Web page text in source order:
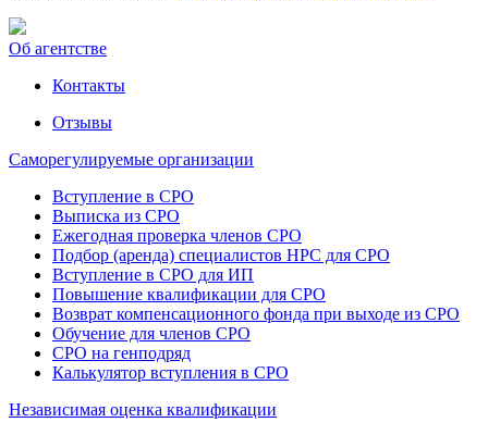
Об агентстве
Контакты
Отзывы
Саморегулируемые организации
Вступление в СРО
Выписка из СРО
Ежегодная проверка членов СРО
Подбор (аренда) специалистов НРС для СРО
Вступление в СРО для ИП
Повышение квалификации для СРО
Возврат компенсационного фонда при выходе из СРО
Обучение для членов СРО
СРО на генподряд
Калькулятор вступления в СРО
Независимая оценка квалификации